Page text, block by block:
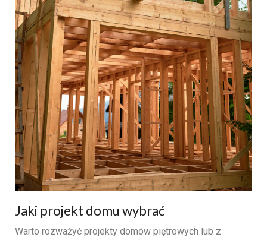
Jaki projekt domu wybrać
Warto rozważyć projekty domów piętrowych lub z